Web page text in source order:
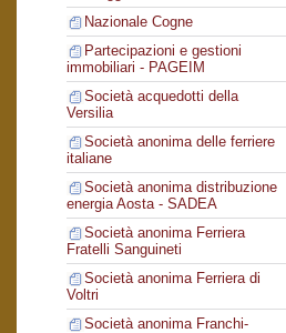
Nazionale Cogne
Partecipazioni e gestioni
immobiliari - PAGEIM
Società acquedotti della
Versilia
Società anonima delle ferriere
italiane
Società anonima distribuzione
energia Aosta - SADEA
Società anonima Ferriera
Fratelli Sanguineti
Società anonima Ferriera di
Voltri
Società anonima Franchi-